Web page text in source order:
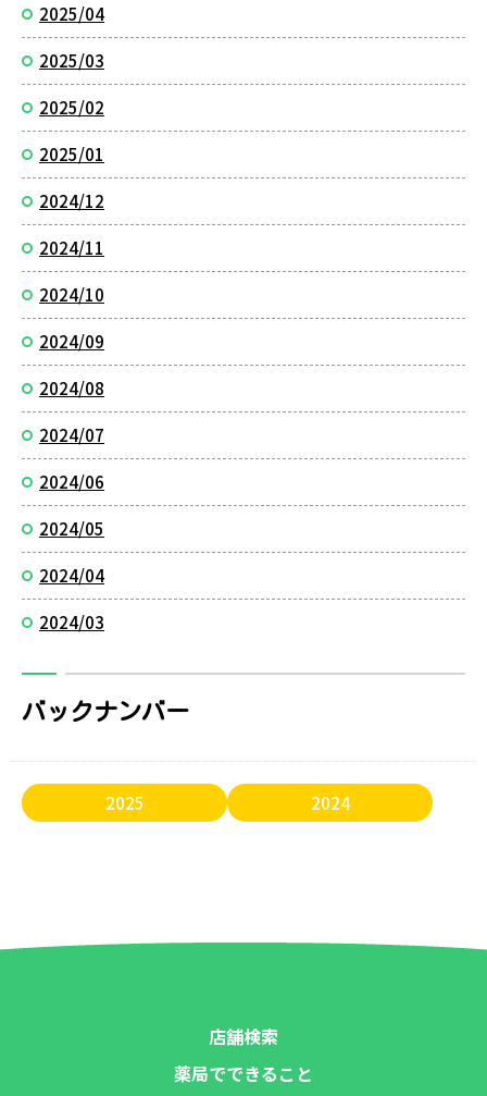
2025/04
2025/03
2025/02
2025/01
2024/12
2024/11
2024/10
2024/09
2024/08
2024/07
2024/06
2024/05
2024/04
2024/03
バックナンバー
2025 2024
店舗検索
薬局でできること